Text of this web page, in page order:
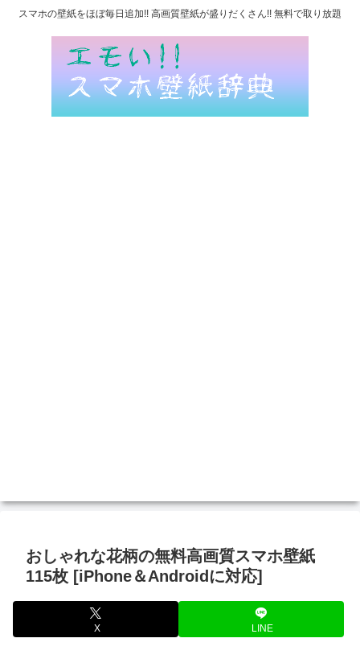
スマホの壁紙をほぼ毎日追加!! 高画質壁紙が盛りだくさん!! 無料で取り放題
おしゃれな花柄の無料高画質スマホ壁紙
115枚 [iPhone＆Androidに対応]
X LINE